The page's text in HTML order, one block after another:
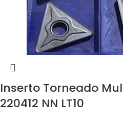
Inserto Torneado
220412 NN LT10